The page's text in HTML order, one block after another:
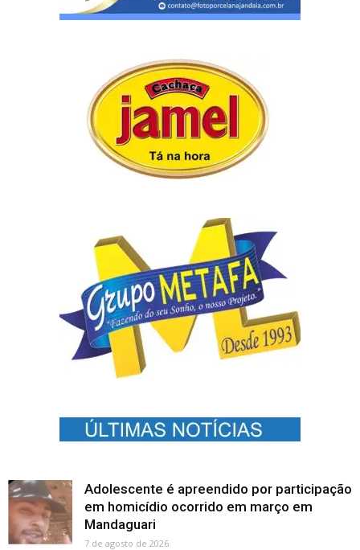
Adolescente é apreendido por participação
em homicídio ocorrido em março em
Mandaguari
7 de agosto de 2026